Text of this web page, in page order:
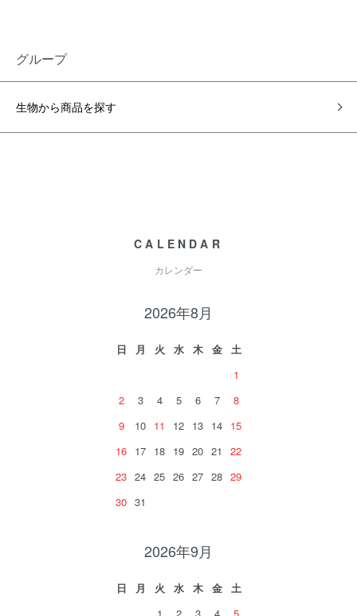
グループ
生物から商品を探す
CALENDAR
カレンダー
2026年8月
日 月 火 水 木 金
土
1
2
3 4 5 6 7
8
9
10 11 12 13 14 15
16 17 18 19 20 21
22
23 24 25 26 27 28 29
30 31
2026年9月
日 月 火 水 木 金
土